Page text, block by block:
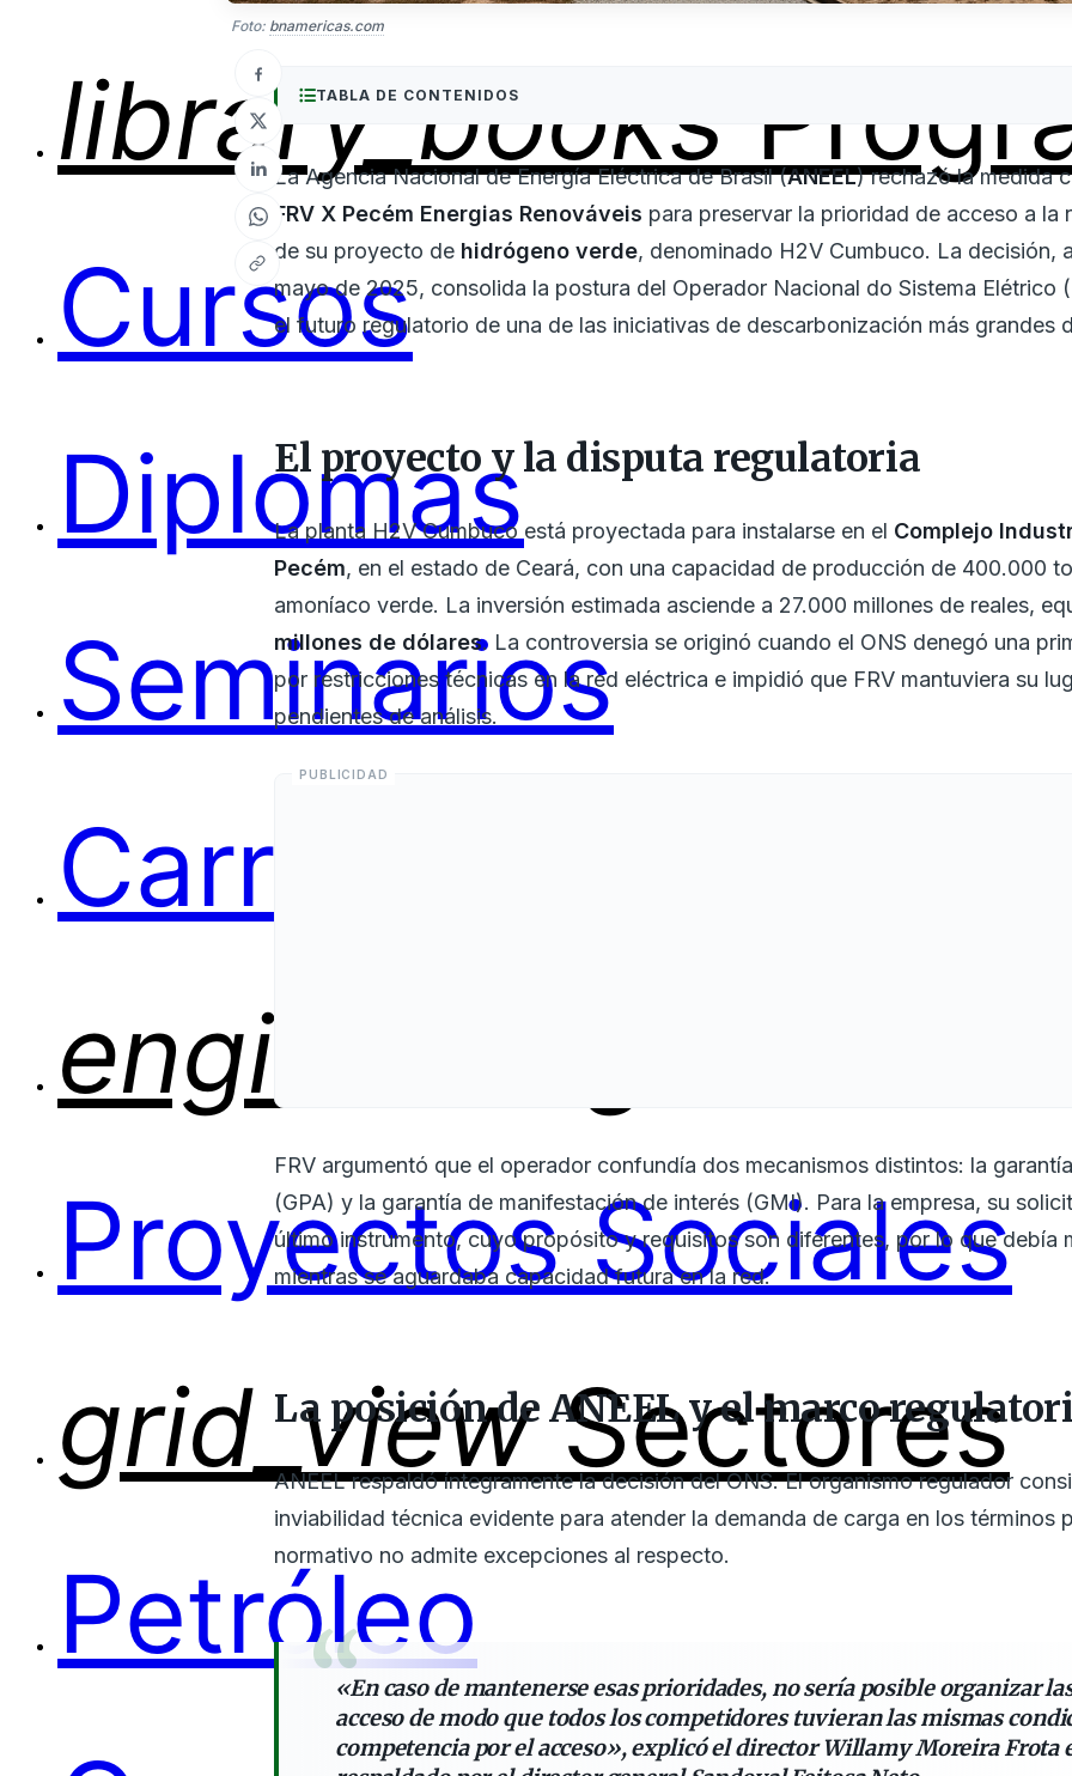
library_books
Cursos
Diplomas
Seminarios
Carreras
engineering
Proyectos Sociales
grid_view Sectores
Petróleo
Foto: bnamericas.com
TABLA DE CONTENIDOS
La Agencia Nacional de Energía Eléctrica de Brasil (ANEEL) rechazó la medida
FRV X Pecém Energias Renováveis para preservar la prioridad de acceso a la
de su proyecto de hidrógeno verde, denominado H2V Cumbuco. La decisión,
mayo de 2025, consolida la postura del Operador Nacional do Sistema Elétrico
el futuro regulatorio de una de las iniciativas de descarbonización más grandes
El proyecto y la disputa regulatoria
La planta H2V Cumbuco está proyectada para instalarse en el Complejo
Pecém, en el estado de Ceará, con una capacidad de producción de 400.000
amoníaco verde. La inversión estimada asciende a 27.000 millones de reales,
millones de dólares. La controversia se originó cuando el ONS denegó una
por restricciones técnicas en la red eléctrica e impidió que FRV mantuviera su
pendientes de análisis.
FRV argumentó que el operador confundía dos mecanismos distintos: la
(GPA) y la garantía de manifestación de interés (GMI). Para la empresa, su
último instrumento, cuyo propósito y requisitos son diferentes, por lo que debía
mientras se aguardaba capacidad futura en la red.
La posición de ANEEL y el marco
ANEEL respaldó íntegramente la decisión del ONS. El organismo regulador
inviabilidad técnica evidente para atender la demanda de carga en los términos
normativo no admite excepciones al respecto.
«En caso de mantenerse esas prioridades, no sería posible organizar
acceso de modo que todos los competidores tuvieran las mismas
competencia por el acceso», explicó el director Willamy Moreira Frota